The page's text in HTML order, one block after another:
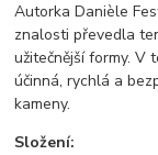
Autorka Danièle
znalosti převedla
užitečnější formy. V
účinná, rychlá a
kameny.
Složení: